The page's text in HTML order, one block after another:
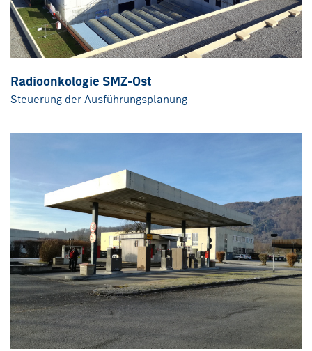
Radioonkologie SMZ-Ost
Steuerung der Ausführungsplanung